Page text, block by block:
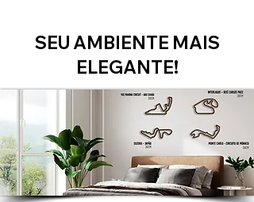
SEU AMBIENTE MAIS
ELEGANTE!